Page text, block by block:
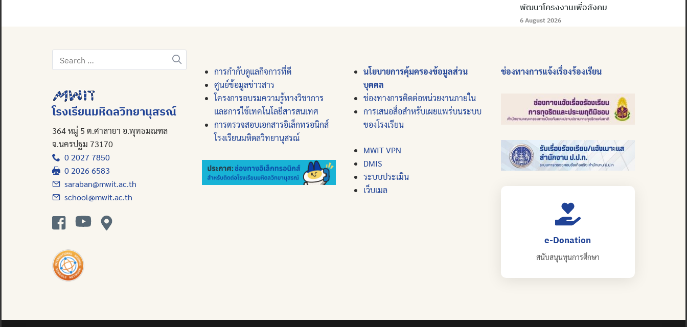
พัฒนาโครงงานเพื่อสังคม
6 August 2026
Search
for:
โรงเรียนมหิดลวิทยานุสรณ์
364 หมู่ 5 ต.ศาลายา อ.พุทธมณฑล
จ.นครปฐม 73170
0 2027 7850
0 2026 6583
saraban@mwit.ac.th
school@mwit.ac.th
การกำกับดูแลกิจการที่ดี
ศูนย์ข้อมูลข่าวสาร
โครงการอบรมความรู้ทางวิชาการ
และการใช้เทคโนโลยีสารสนเทศ
การตรวจสอบเอกสารอิเล็กทรอนิกส์
โรงเรียนมหิดลวิทยานุสรณ์
นโยบายการคุ้มครองข้อมูลส่วน
บุคคล
ช่องทางการติดต่อหน่วยงานภายใน
การเสนอสื่อสำหรับเผยแพร่บนระบบ
ของโรงเรียน
MWIT VPN
DMIS
ระบบประเมิน
เว็บเมล
ช่องทางการแจ้งเรื่องร้องเรียน
e-Donation
สนับสนุนทุนการศึกษา